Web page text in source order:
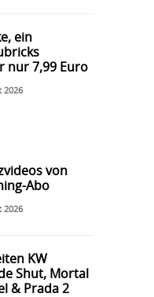
ein
nur 7,99 Euro
2026
von
Abo
2026
KW
Shut, Mortal
& Prada 2